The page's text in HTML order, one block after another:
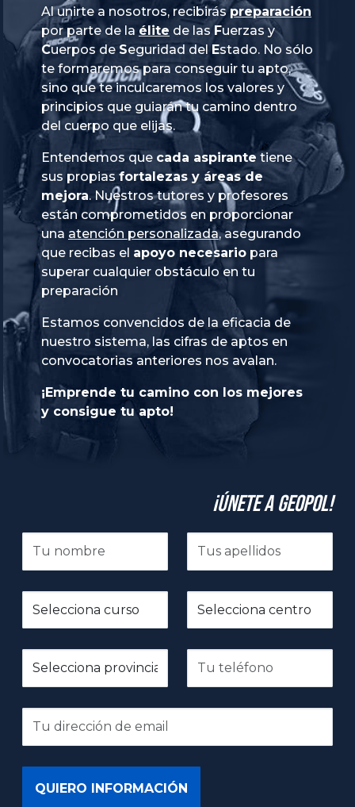
Al unirte a nosotros, recibiráspreparación
por parte de la élite de las Fuerzas y
Cuerpos de Seguridad del Estado. No sólo
te formaremos para conseguir tu apto,
sino que te inculcaremos los valores y
principios que guiarán tu camino dentro
del cuerpo que elijas.
Entendemos que cada aspirante tiene
sus propias fortalezas y áreas de
mejora. Nuestros tutores y profesores
están comprometidos en proporcionar
una atención personalizada, asegurando
que recibas el apoyo necesario para
superar cualquier obstáculo en tu
preparación
Estamos convencidos de la eficacia de
nuestro sistema, las cifras de aptos en
convocatorias anteriores nos avalan.
¡Emprende tu camino con los mejores
y consigue tu apto!
¡Únete a GeoPol!